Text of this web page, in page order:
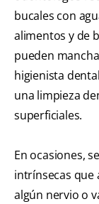
bucales con
alimentos y de
pueden
higienista
una limpieza
superficiales.
En ocasiones,
intrínsecas que
algún nervio o